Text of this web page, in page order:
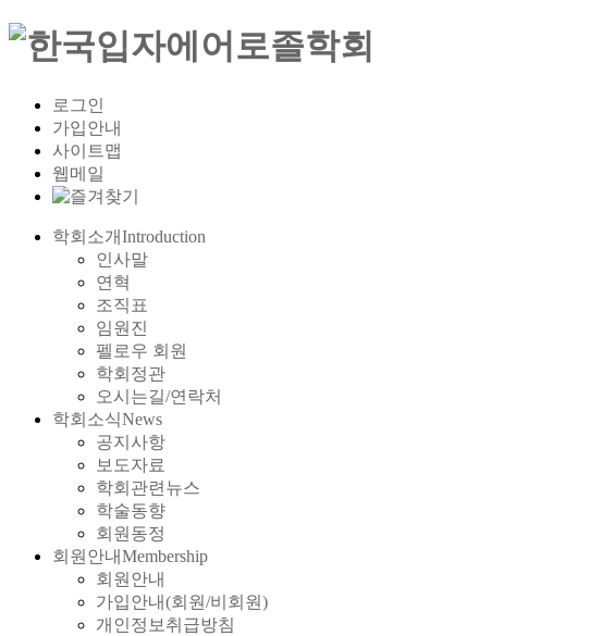
로그인
가입안내
사이트맵
웹메일
학회소개Introduction
인사말
연혁
조직표
임원진
펠로우 회원
학회정관
오시는길/연락처
학회소식News
공지사항
보도자료
학회관련뉴스
학술동향
회원동정
회원안내Membership
회원안내
가입안내(회원/비회원)
개인정보취급방침